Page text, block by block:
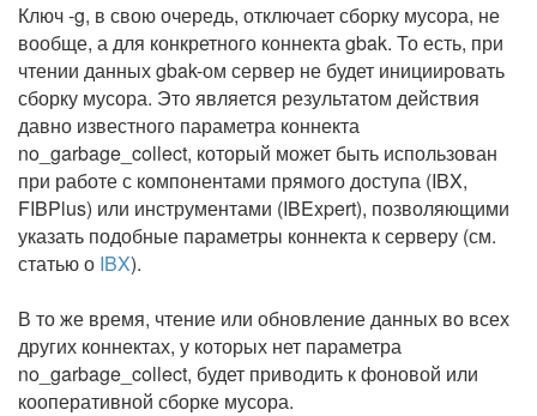
Ключ -g, в свою очередь, отключает сборку мусора, не
вообще, а для конкретного коннекта gbak. То есть, при
чтении данных gbak-ом сервер не будет инициировать
сборку мусора. Это является результатом действия
давно известного параметра коннекта
no_garbage_collect, который может быть использован
при работе с компонентами прямого доступа (IBX,
FIBPlus) или инструментами (IBExpert), позволяющими
указать подобные параметры коннекта к серверу (см.
статью о IBX).
В то же время, чтение или обновление данных во всех
других коннектах, у которых нет параметра
no_garbage_collect, будет приводить к фоновой или
кооперативной сборке мусора.